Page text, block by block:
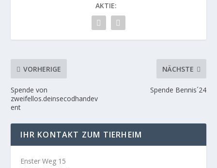
AKTIE:
VORHERIGE
Spende von
zweifellos.deinsecodhandev
ent
NÄCHSTE
Spende Bennis´24
IHR KONTAKT ZUM TIERHEIM
Enster Weg 15